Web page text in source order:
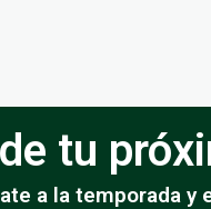
tu
a la temporada y